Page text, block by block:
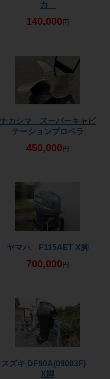
力
140,000 円
ナカシマ スーパーキャビ
テーションプロペラ
450,000 円
ヤマハ F115AET X脚
700,000 円
スズキ DF90A(09003F)
X脚